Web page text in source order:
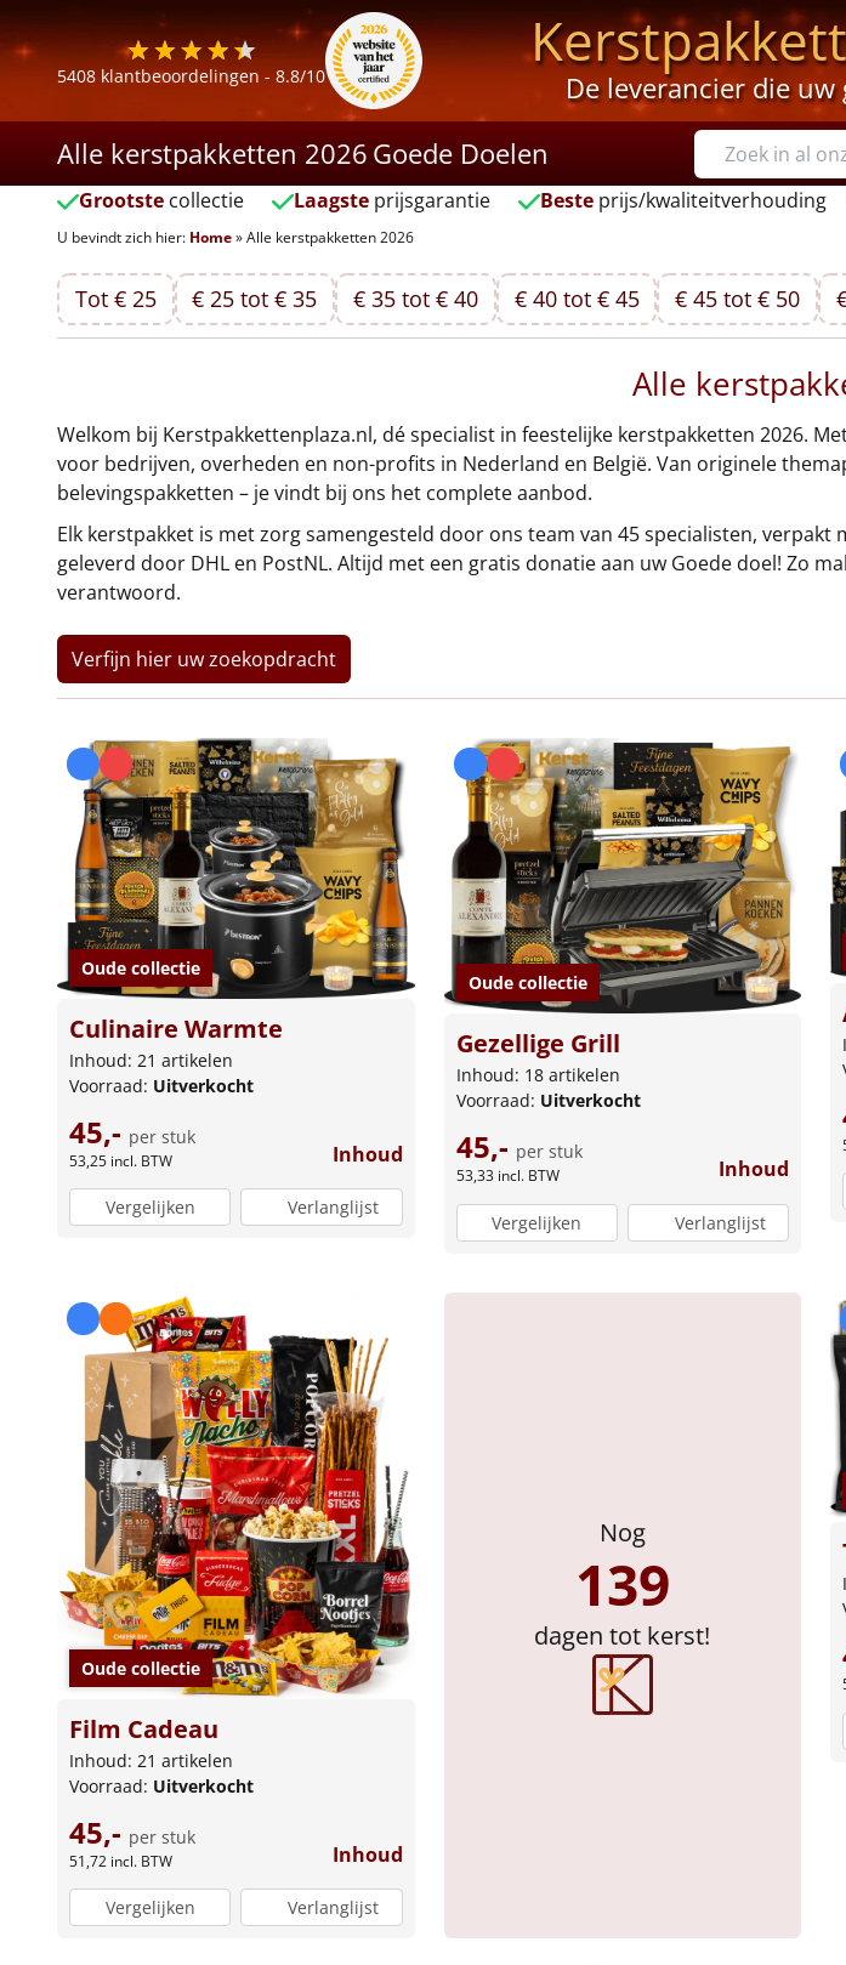
5408 klantbeoordelingen - 8.8/10
De leverancier die
Alle kerstpakketten 2026 Goede Doelen
Grootste collectie Laagsteprijsgarantie Besteprijs/kwaliteitverhouding
U bevindt zich hier: Home»Alle kerstpakketten 2026
Tot € 25 € 25 tot € 35 € 35 tot € 40 € 40 tot € 45 € 45 tot € 50
Alle
Welkom bij Kerstpakkettenplaza.nl, dé specialist in feestelijke kerstpakketten 2026.
voor bedrijven, overheden en non-profits in Nederland en België. Van originele
belevingspakketten – je vindt bij ons het complete aanbod.
Elk kerstpakket is met zorg samengesteld door ons team van 45 specialisten,
geleverd door DHL en PostNL. Altijd met een gratis donatie aan uw Goede doel! Zo
verantwoord.
Verfijn hier uw zoekopdracht
Oude collectie
Culinaire Warmte
Inhoud: 21 artikelen
Voorraad: Uitverkocht
45,- per stuk
53,25 incl. BTW Inhoud
Vergelijken Verlanglijst
Oude collectie
Gezellige Grill
Inhoud: 18 artikelen
Voorraad: Uitverkocht
45,- per stuk
53,33 incl. BTW Inhoud
Vergelijken Verlanglijst
Oude collectie
Film Cadeau
Inhoud: 21 artikelen
Voorraad: Uitverkocht
45,- per stuk
51,72 incl. BTW Inhoud
Vergelijken Verlanglijst
Nog
139
dagen tot kerst!